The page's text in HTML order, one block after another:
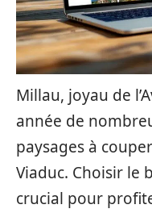
Millau, joyau de
année de
paysages à
Viaduc. Choisir le
crucial pour